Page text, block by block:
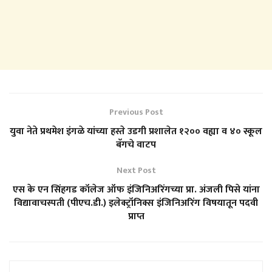
Previous Post
युवा नेते प्रथमेश इंगळे यांच्या हस्ते उडगी प्रशालेत १२०० वह्या व ४० स्कूल
बॅगचे वाटप
Next Post
एस के एन सिंहगड कॉलेज ऑफ इंजिनिअरिंगच्या प्रा. अंजली पिसे यांना
विद्यावाचस्पती (पीएच.डी.) इलेक्ट्रॉनिक्स इंजिनिअरिंग विषयातून पदवी
प्राप्त